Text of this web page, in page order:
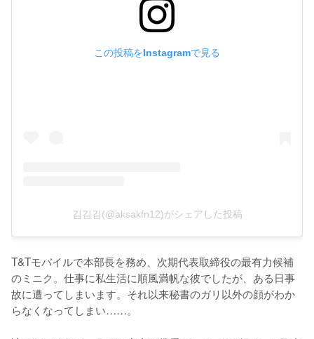
この投稿をInstagramで見る
김김김(@aksakfn12)がシェアした投稿
T&Tモバイルで本部長を務め、次期代表取締役の最有力候補
のミニク。仕事に私生活に順風満帆な彼でしたが、ある日事
故に遭ってしまいます。それ以来秘書のガリ以外の顔がわか
らなくなってしまい……。